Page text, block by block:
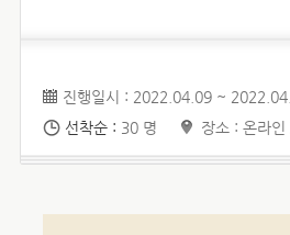
진행일시 : 2022.04.09 ~
선착순 : 30 명 장소 : 온라